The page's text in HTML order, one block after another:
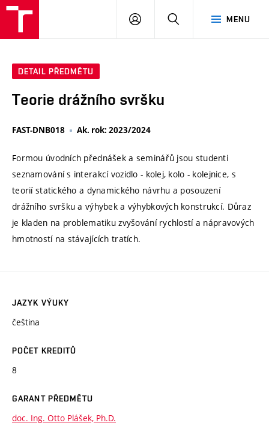
MENU
PŘIHLÁSIT
DETAIL PŘEDMĚTU
Teorie drážního svršku
FAST-DNB018 Ak. rok: 2023/2024
Formou úvodních přednášek a seminářů jsou studenti
seznamování s interakcí vozidlo - kolej, kolo - kolejnice, s
teorií statického a dynamického návrhu a posouzení
drážního svršku a výhybek a výhybkových konstrukcí. Důraz
je kladen na problematiku zvyšování rychlostí a nápravových
hmotností na stávajících tratích.
JAZYK VÝUKY
čeština
POČET KREDITŮ
8
GARANT PŘEDMĚTU
doc. Ing. Otto Plášek, Ph.D.